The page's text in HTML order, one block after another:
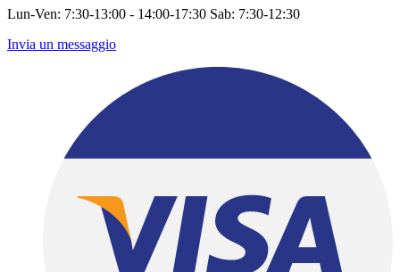
Lun-Ven: 7:30-13:00 - 14:00-17:30 Sab: 7:30-12:30
Invia un messaggio